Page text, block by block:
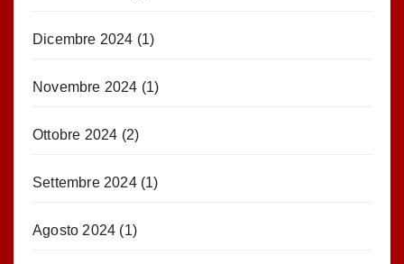
Dicembre 2024 (1)
Novembre 2024 (1)
Ottobre 2024 (2)
Settembre 2024(1)
Agosto 2024 (1)